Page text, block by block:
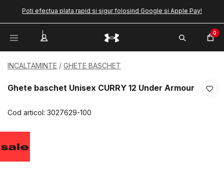
Poti efectua plata rapid si sigur folosind Google si Apple Pay!
0
INCALTAMINTE GHETE BASCHET
Ghete baschet Unisex CURRY 12 Under Armour
Cod articol: 3027629-100